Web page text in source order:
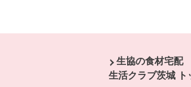
生協の食材宅配
生活クラブ茨城 ト